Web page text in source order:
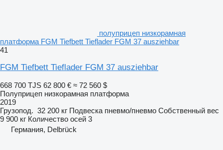
полуприцеп низкорамная
платформа FGM Tiefbett Tieflader FGM 37 ausziehbar
41
FGM Tiefbett Tieflader FGM 37 ausziehbar
668 700 TJS 62 800 € ≈ 72 560 $
Полуприцеп низкорамная платформа
2019
Грузопод. 32 200 кг Подвеска пневмо/пневмо Собственный вес
9 900 кг Количество осей 3
Германия, Delbrück